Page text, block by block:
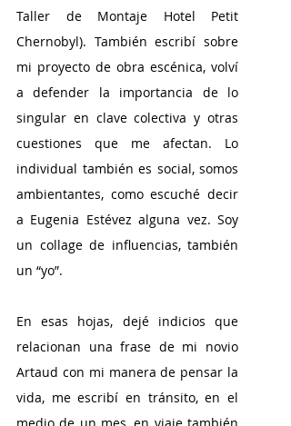
Taller de Montaje Hotel Petit
Chernobyl). También escribí sobre
mi proyecto de obra escénica, volví
a defender la importancia de lo
singular en clave colectiva y otras
cuestiones que me afectan. Lo
individual también es social, somos
ambientantes, como escuché decir
a Eugenia Estévez alguna vez. Soy
un collage de influencias, también
un “yo”.
En esas hojas, dejé indicios que
relacionan una frase de mi novio
Artaud con mi manera de pensar la
vida, me escribí en tránsito, en el
medio de un mes, en viaje también